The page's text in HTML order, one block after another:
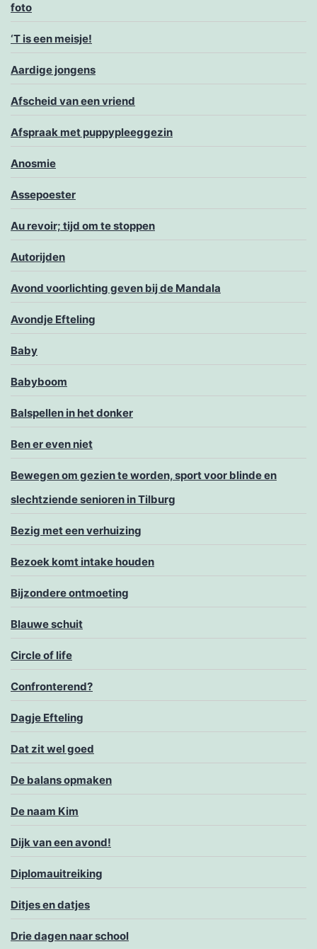
foto
‘T is een meisje!
Aardige jongens
Afscheid van een vriend
Afspraak met puppypleeggezin
Anosmie
Assepoester
Au revoir; tijd om te stoppen
Autorijden
Avond voorlichting geven bij de Mandala
Avondje Efteling
Baby
Babyboom
Balspellen in het donker
Ben er even niet
Bewegen om gezien te worden, sport voor blinde en
slechtziende senioren in Tilburg
Bezig met een verhuizing
Bezoek komt intake houden
Bijzondere ontmoeting
Blauwe schuit
Circle of life
Confronterend?
Dagje Efteling
Dat zit wel goed
De balans opmaken
De naam Kim
Dijk van een avond!
Diplomauitreiking
Ditjes en datjes
Drie dagen naar school